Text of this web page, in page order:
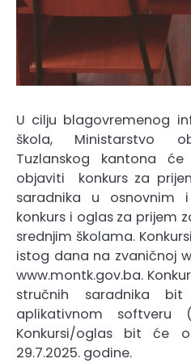
U cilju blagovremenog
škola, Ministarstvo
Tuzlanskog kantona
objaviti konkurs za
saradnika u osnovnim
konkurs i oglas za prijem
srednjim školama.
istog dana na zvaničnoj
www.montk.gov.ba.
stručnih saradnika
aplikativnom softveru
Konkursi/oglas bit će
29.7.2025. godine.